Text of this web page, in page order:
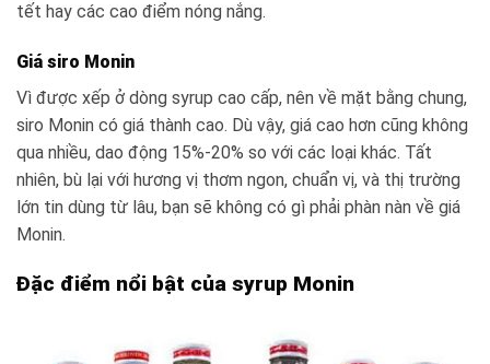
tết hay các cao điểm nóng nắng.
Giá siro Monin
Vì được xếp ở dòng syrup cao cấp, nên về mặt bằng chung,
siro Monin có giá thành cao. Dù vậy, giá cao hơn cũng không
qua nhiều, dao động 15%-20% so với các loại khác. Tất
nhiên, bù lại với hương vị thơm ngon, chuẩn vị, và thị trường
lớn tin dùng từ lâu, bạn sẽ không có gì phải phàn nàn về giá
Monin.
Đặc điểm nổi bật của syrup Monin